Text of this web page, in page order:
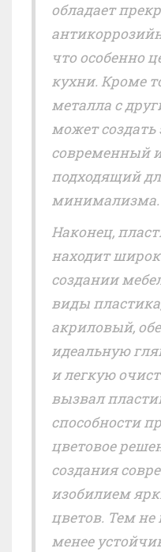
обладает
что особенно
кухни. Кроме
металла с
может
современный
подходящий
минимализма.
Наконец,
находит
создании
виды
акриловый,
идеальную
и легкую
вызвал
способности
цветовое
создания
изобилием
цветов. Тем не
менее